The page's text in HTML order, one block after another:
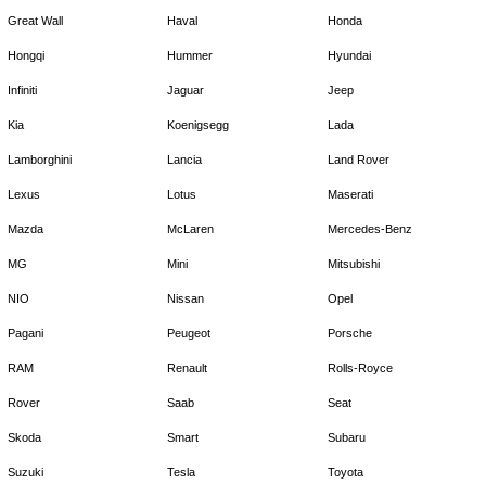
Great Wall Haval Honda
Hongqi Hummer Hyundai
Infiniti Jaguar Jeep
Kia Koenigsegg Lada
Lamborghini Lancia Land Rover
Lexus Lotus Maserati
Mazda McLaren Mercedes-Benz
MG Mini Mitsubishi
NIO Nissan Opel
Pagani Peugeot Porsche
RAM Renault Rolls-Royce
Rover Saab Seat
Skoda Smart Subaru
Suzuki Tesla Toyota